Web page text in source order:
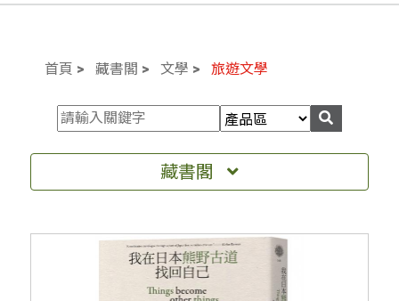
首頁 藏書閣 文學 旅遊文學
藏書閣